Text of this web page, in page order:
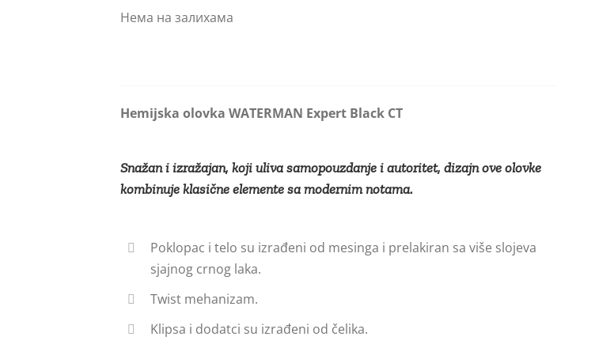
Нема на залихама
Hemijska olovka WATERMAN Expert Black CT
Snažan i izražajan, koji uliva samopouzdanje i autoritet, dizajn ove olovke
kombinuje klasične elemente sa modernim notama.
Poklopac i telo su izrađeni od mesinga i prelakiran sa više slojeva
sjajnog crnog laka.
Twist mehanizam.
Klipsa i dodatci su izrađeni od čelika.